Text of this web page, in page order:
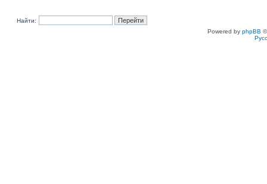
Найти:
Powered by phpBB